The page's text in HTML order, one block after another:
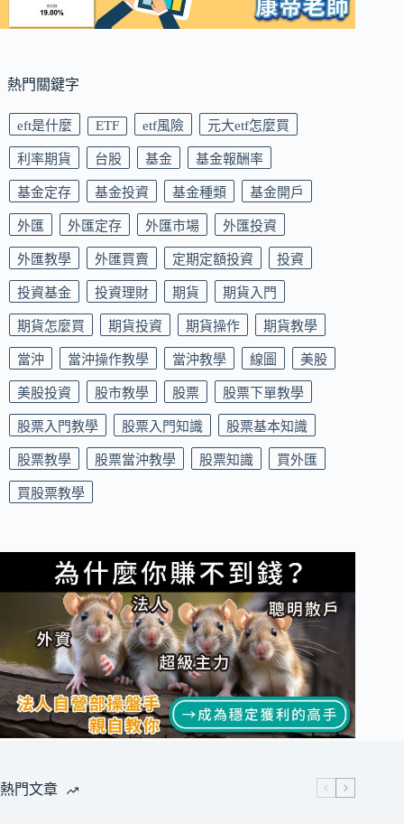
熱門關鍵字
eft是什麼 ETF etf風險 元大etf怎麼買
利率期貨 台股 基金 基金報酬率
基金定存 基金投資 基金種類 基金開戶
外匯 外匯定存 外匯市場 外匯投資
外匯教學 外匯買賣 定期定額投資 投資
投資基金 投資理財 期貨 期貨入門
期貨怎麼買 期貨投資 期貨操作 期貨教學
當沖 當沖操作教學 當沖教學 線圖 美股
美股投資 股市教學 股票 股票下單教學
股票入門教學 股票入門知識 股票基本知識
股票教學 股票當沖教學 股票知識 買外匯
買股票教學
熱門文章